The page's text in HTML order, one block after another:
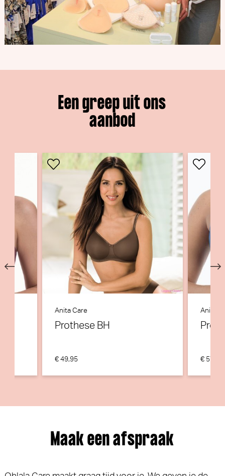
Een greep uit ons
aanbod
Anita Care
Prothese BH
€ 49,95
Anita
€ 57,95
Maak een afspraak